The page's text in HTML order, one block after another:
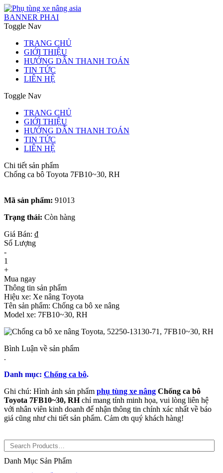
BANNER PHAI
Toggle Nav
TRANG CHỦ
GIỚI THIỆU
HƯỚNG DẪN THANH TOÁN
TIN TỨC
LIÊN HỆ
Toggle Nav
TRANG CHỦ
GIỚI THIỆU
HƯỚNG DẪN THANH TOÁN
TIN TỨC
LIÊN HỆ
Chi tiết sản phẩm
Chống ca bô Toyota 7FB10~30, RH
Mã sản phẩm: 91013
Trạng thái: Còn hàng
Giá Bán: ₫
Số Lượng
-
1
+
Mua ngay
Thông tin sản phẩm
Hiệu xe: Xe nâng Toyota
Tên sản phẩm: Chống ca bô xe nâng
Model xe: 7FB10~30, RH
Bình Luận về sản phẩm
.
Danh mục: Chống ca bô.
Ghi chú: Hình ảnh sản phẩm phụ tùng xe nâng Chống ca bô
Toyota 7FB10~30, RHchỉ mang tính minh họa, vui lòng liên hệ
với nhân viên kinh doanh để nhận thông tin chính xác nhất về báo
giá cũng như chi tiết sản phẩm. Cảm ơn quý khách hàng!
Danh Mục Sản Phẩm